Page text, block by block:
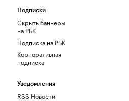
Подписки
Скрыть баннеры
на РБК
Подписка на РБК
Корпоративная
подписка
Уведомления
RSS Новости